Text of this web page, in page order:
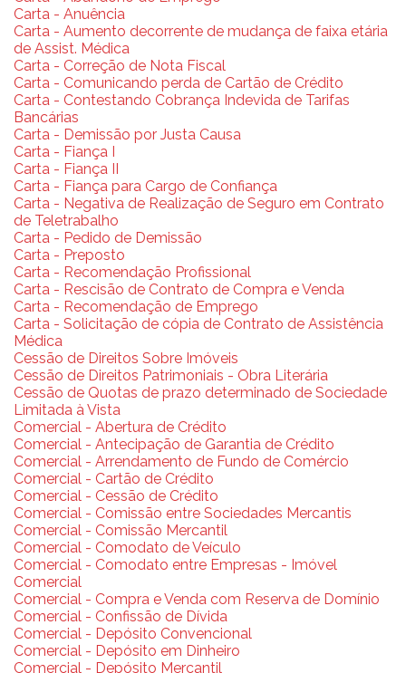
Carta - Anuência
Carta - Aumento decorrente de mudança de faixa etária
de Assist. Médica
Carta - Correção de Nota Fiscal
Carta - Comunicando perda de Cartão de Crédito
Carta - Contestando Cobrança Indevida de Tarifas
Bancárias
Carta - Demissão por Justa Causa
Carta - Fiança I
Carta - Fiança II
Carta - Fiança para Cargo de Confiança
Carta - Negativa de Realização de Seguro em Contrato
de Teletrabalho
Carta - Pedido de Demissão
Carta - Preposto
Carta - Recomendação Profissional
Carta - Rescisão de Contrato de Compra e Venda
Carta - Recomendação de Emprego
Carta - Solicitação de cópia de Contrato de Assistência
Médica
Cessão de Direitos Sobre Imóveis
Cessão de Direitos Patrimoniais - Obra Literária
Cessão de Quotas de prazo determinado de Sociedade
Limitada à Vista
Comercial - Abertura de Crédito
Comercial - Antecipação de Garantia de Crédito
Comercial - Arrendamento de Fundo de Comércio
Comercial - Cartão de Crédito
Comercial - Cessão de Crédito
Comercial - Comissão entre Sociedades Mercantis
Comercial - Comissão Mercantil
Comercial - Comodato de Veículo
Comercial - Comodato entre Empresas - Imóvel
Comercial
Comercial - Compra e Venda com Reserva de Domínio
Comercial - Confissão de Dívida
Comercial - Depósito Convencional
Comercial - Depósito em Dinheiro
Comercial - Depósito Mercantil